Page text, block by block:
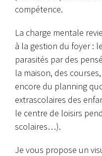
compétence.
La charge mentale
à la gestion du foyer :
parasités par des
la maison, des
encore du planning
extrascolaires des
le centre de loisirs
scolaires…).
Je vous propose un